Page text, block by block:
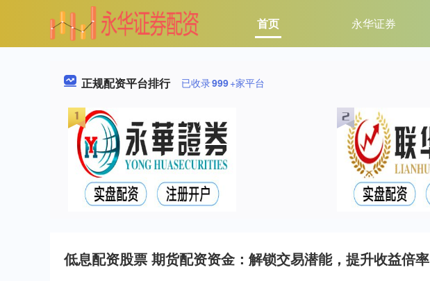
首页 永华证券
正规配资平台排行 已收录999+家平台
低息配资股票 期货配资资金：解锁交易潜能，提升收益倍率